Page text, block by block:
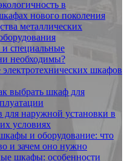
в
нового поколения
металлических
и специальные
необходимы?
шкафов
выбрать шкаф для
наружной установки в
условиях
и оборудование: что
и зачем оно нужно
шкафы: особенности